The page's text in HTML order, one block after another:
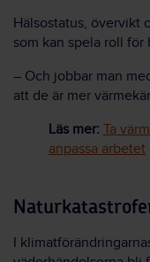
Hälsostatus, övervikt
som kan spela roll för
– Och jobbar man
att de är mer
Läs mer: Ta
anpassa arbetet
I